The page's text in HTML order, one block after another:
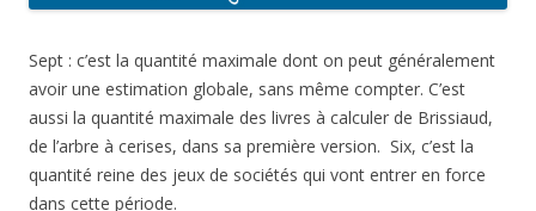
Sept : c’est la quantité maximale dont on peut généralement
avoir une estimation globale, sans même compter. C’est
aussi la quantité maximale des livres à calculer de Brissiaud,
de l’arbre à cerises, dans sa première version. Six, c’est la
quantité reine des jeux de sociétés qui vont entrer en force
dans cette période.